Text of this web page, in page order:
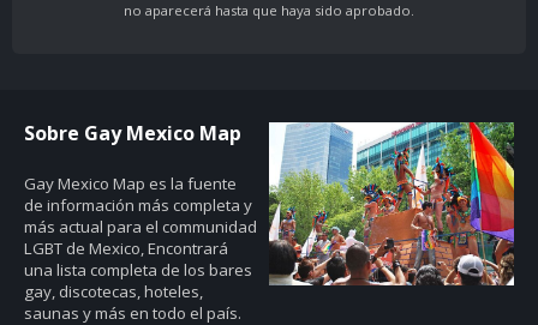
no aparecerá hasta que haya sido aprobado.
Sobre Gay Mexico Map
Gay Mexico Map es la fuente
de información más completa y
más actual para el communidad
LGBT de Mexico, Encontrará
una lista completa de los bares
gay, discotecas, hoteles,
saunas y más en todo el país.